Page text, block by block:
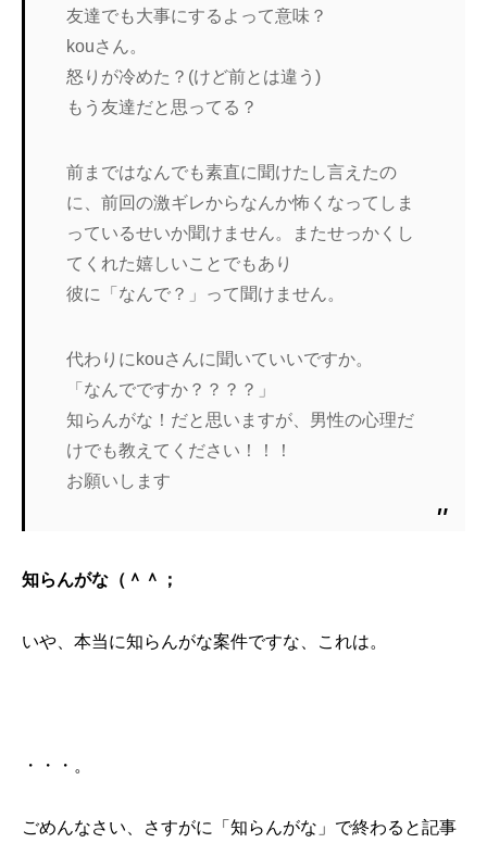
友達でも大事にするよって意味？
kouさん。
怒りが冷めた？(けど前とは違う)
もう友達だと思ってる？
前まではなんでも素直に聞けたし言えたの
に、前回の激ギレからなんか怖くなってしま
っているせいか聞けません。またせっかくし
てくれた嬉しいことでもあり
彼に「なんで？」って聞けません。
代わりにkouさんに聞いていいですか。
「なんでですか？？？？」
知らんがな！だと思いますが、男性の心理だ
けでも教えてください！！！
お願いします
知らんがな（＾＾；
いや、本当に知らんがな案件ですな、これは。
・・・。
ごめんなさい、さすがに「知らんがな」で終わると記事